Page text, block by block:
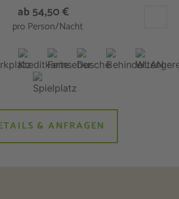
ab 54,50 €
pro Person/Nacht
& ANFRAGEN